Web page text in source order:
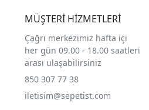
MÜŞTERİ HİZMETLERİ
Çağrı merkezimiz hafta içi
her gün 09.00 - 18.00 saatleri
arası ulaşabilirsiniz
850 307 77 38
iletisim@sepetist.com